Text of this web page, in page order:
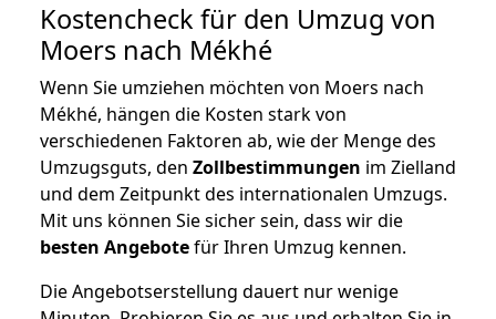
Kostencheck für den Umzug von
Moers nach Mékhé
Wenn Sie umziehen möchten von Moers nach
Mékhé, hängen die Kosten stark von
verschiedenen Faktoren ab, wie der Menge des
Umzugsguts, den Zollbestimmungen im Zielland
und dem Zeitpunkt des internationalen Umzugs.
Mit uns können Sie sicher sein, dass wir die
besten Angebotefür Ihren Umzug kennen.
Die Angebotserstellung dauert nur wenige